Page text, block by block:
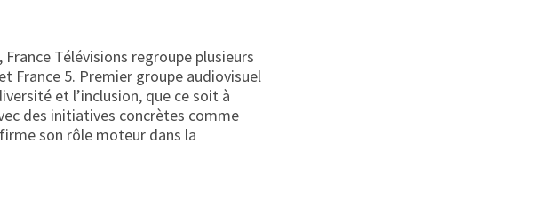
Télévisions regroupe plusieurs
France 5. Premier groupe audiovisuel
et l’inclusion, que ce soit à
des initiatives concrètes comme
son rôle moteur dans la